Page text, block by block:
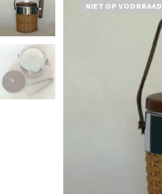
NIET OP VOORRAAD